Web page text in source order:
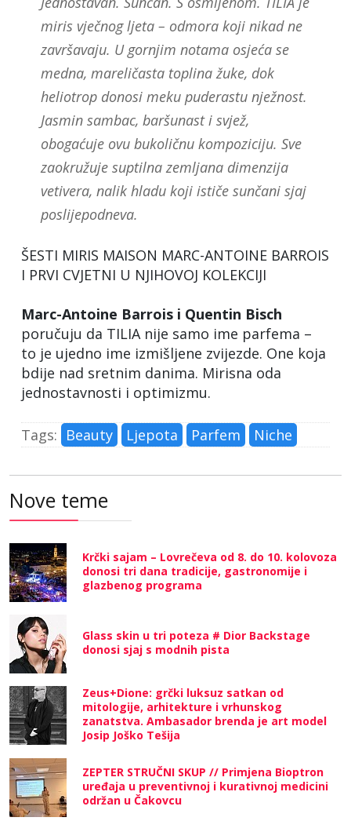
miris vječnog ljeta – odmora koji nikad ne
završavaju. U gornjim notama osjeća se
medna, mareličasta toplina žuke, dok
heliotrop donosi meku puderastu nježnost.
Jasmin sambac, baršunast i svjež,
obogaćuje ovu bukoličnu kompoziciju. Sve
zaokružuje suptilna zemljana dimenzija
vetivera, nalik hladu koji ističe sunčani sjaj
poslijepodneva.
ŠESTI MIRIS MAISON MARC-ANTOINE BARROIS
I PRVI CVJETNI U NJIHOVOJ KOLEKCIJI
Marc-Antoine Barrois i Quentin Bisch
poručuju da TILIA nije samo ime parfema –
to je ujedno ime izmišljene zvijezde. One koja
bdije nad sretnim danima. Mirisna oda
jednostavnosti i optimizmu.
Tags: Beauty Ljepota Parfem Niche
Nove teme
Krčki sajam – Lovrečeva od 8. do 10. kolovoza
donosi tri dana tradicije, gastronomije i
glazbenog programa
Glass skin u tri poteza # Dior Backstage
donosi sjaj s modnih pista
Zeus+Dione: grčki luksuz satkan od
mitologije, arhitekture i vrhunskog
zanatstva. Ambasador brenda je art model
Josip Joško Tešija
ZEPTER STRUČNI SKUP // Primjena Bioptron
uređaja u preventivnoj i kurativnoj medicini
održan u Čakovcu